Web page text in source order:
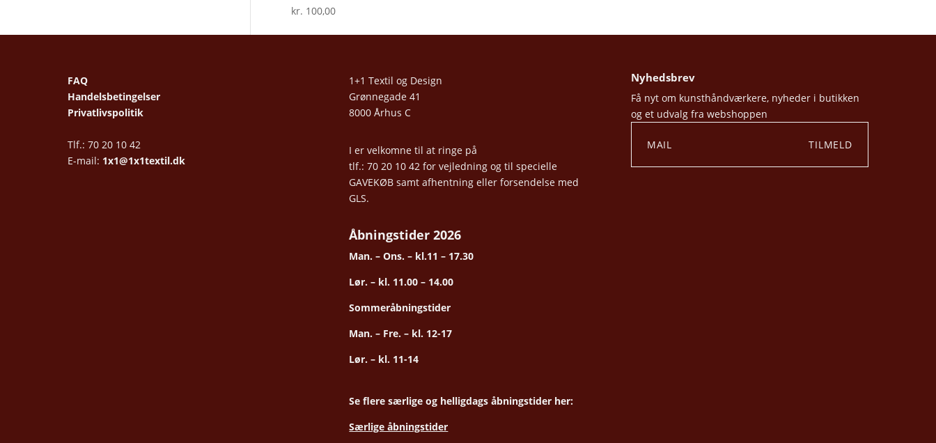
kr. 100,00
FAQ
Handelsbetingelser
Privatlivspolitik
Tlf.: 70 20 10 42
E-mail: 1x1@1x1textil.dk
1+1 Textil og Design
Grønnegade 41
8000 Århus C
I er velkomne til at ringe på
tlf.: 70 20 10 42 for vejledning og til specielle
GAVEKØB samt afhentning eller forsendelse med
GLS.
Åbningstider 2026
Man. – Ons. – kl.11 – 17.30
Lør. – kl. 11.00 – 14.00
Sommeråbningstider
Man. – Fre. – kl. 12-17
Lør. – kl. 11-14
Se flere særlige og helligdags åbningstider her:
Særlige åbningstider
Nyhedsbrev
Få nyt om kunsthåndværkere, nyheder i butikken
og et udvalg fra webshoppen
TILMELD